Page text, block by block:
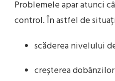
Problemele apar atunci
control. În astfel de
scăderea nivelului
creșterea